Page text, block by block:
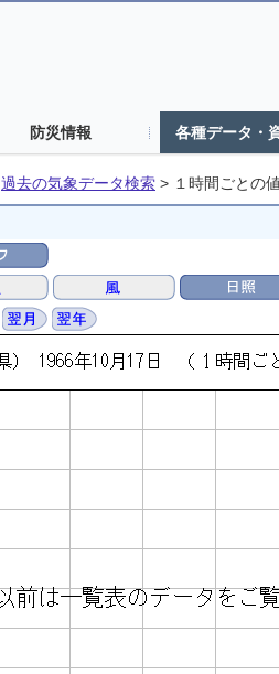
防災情報 各種データ・
過去の気象データ検索 > １時間ごとの